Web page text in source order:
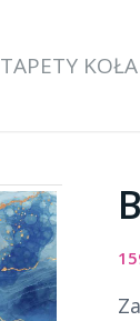
TAPETY KOŁA